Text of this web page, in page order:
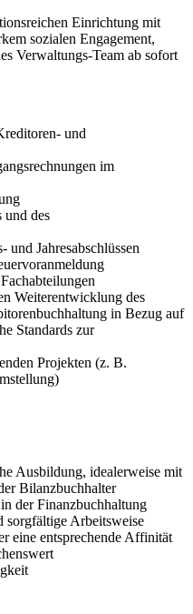
Einrichtung mit
sozialen Engagement,
Verwaltungs-Team ab sofort
und
im
und des
und Jahresabschlüssen
Weiterentwicklung des
in Bezug auf
Standards zur
Projekten (z. B.
Ausbildung, idealerweise mit
Bilanzbuchhalter
der Finanzbuchhaltung
sorgfältige Arbeitsweise
eine entsprechende Affinität